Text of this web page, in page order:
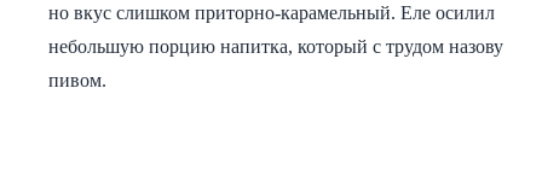
но вкус слишком приторно-карамельный. Еле осилил
небольшую порцию напитка, который с трудом назову
пивом.